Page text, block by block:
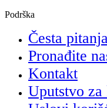
Podrška
Česta pitanja
Pronađite
Kontakt
Uputstvo za